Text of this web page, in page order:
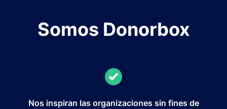
Somos Donorbox
Nos inspiran las organizaciones sin fines de